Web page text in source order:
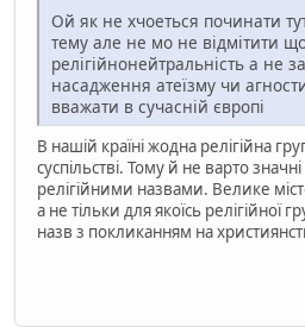
Ой як не хчоеться починати
тему але не мо не відмітити що
релігійнонейтральність а не
насадження атеїзму чи
вважати в сучасній європі
В нашій країні жодна релігійна
суспільстві. Тому й не варто
релігійними назвами. Велике
а не тільки для якоїсь
назв з покликанням на